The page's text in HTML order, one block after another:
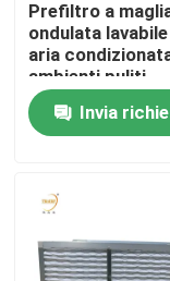
Casa
Prefiltro a
ondulata
aria
ambienti puliti
Invia